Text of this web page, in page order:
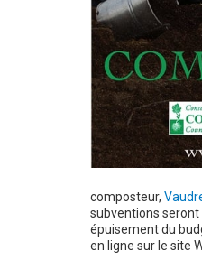
composteur,
subventions seront
épuisement du
en ligne sur le site